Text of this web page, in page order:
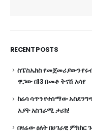
RECENT POSTS
ስፔስኤክስ የመጀመሪያውን
ዋጋው በ13 በመቶ ቅናሽ አሳየ
ከሬሳ ሳጥን የተሰማው
አያት አስገራሚ ታሪክ!
በዛሬው ዕለት በሀገራዊ ምክክር